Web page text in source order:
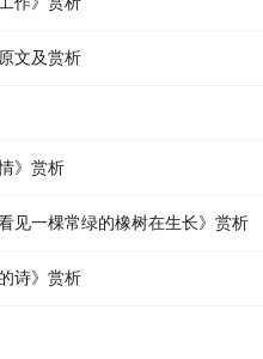
文及赏析
》赏析
见一棵常绿的橡树在生长》赏析
诗》赏析